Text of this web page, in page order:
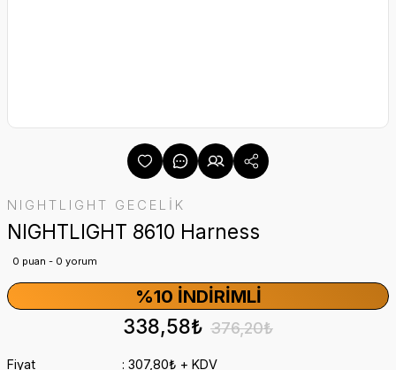
NIGHTLIGHT GECELİK
NIGHTLIGHT 8610 Harness
0 puan - 0 yorum
%10 İNDIRIMLI
338,58₺ 376,20₺
Fiyat
307,80₺ + KDV